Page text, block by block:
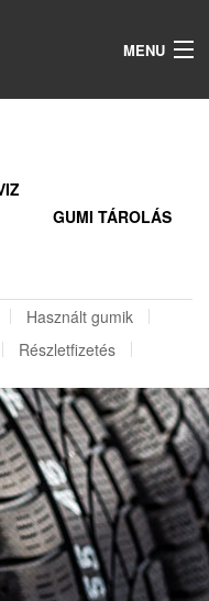
MENU
GUMI TÁROLÁS
Használt gumik
Részletfizetés